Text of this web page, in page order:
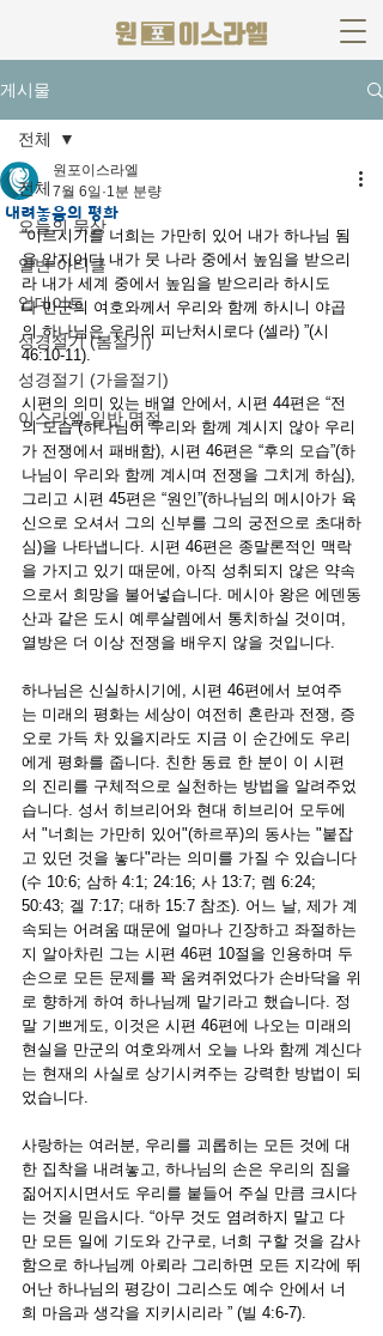
게시물
전체
오늘의 묵상
일반 아티클
업데이트
성경절기 (봄절기)
성경절기 (가을절기)
이스라엘 일반 명절
전체
내려놓음의 평화
원포이스라엘
7월 6일 1분 분량
“이르시기를 너희는 가만히 있어 내가 하나님 됨
을 알지어다 내가 뭇 나라 중에서 높임을 받으리
라 내가 세계 중에서 높임을 받으리라 하시도
다 만군의 여호와께서 우리와 함께 하시니 야곱
의 하나님은 우리의 피난처시로다 (셀라) ”(시
46:10-11).
시편의 의미 있는 배열 안에서, 시편 44편은 “전
의 모습”(하나님이 우리와 함께 계시지 않아 우리
가 전쟁에서 패배함), 시편 46편은 “후의 모습”(하
나님이 우리와 함께 계시며 전쟁을 그치게 하심),
그리고 시편 45편은 “원인”(하나님의 메시아가 육
신으로 오셔서 그의 신부를 그의 궁전으로 초대하
심)을 나타냅니다. 시편 46편은 종말론적인 맥락
을 가지고 있기 때문에, 아직 성취되지 않은 약속
으로서 희망을 불어넣습니다. 메시아 왕은 에덴동
산과 같은 도시 예루살렘에서 통치하실 것이며,
열방은 더 이상 전쟁을 배우지 않을 것입니다.
하나님은 신실하시기에, 시편 46편에서 보여주
는 미래의 평화는 세상이 여전히 혼란과 전쟁, 증
오로 가득 차 있을지라도 지금 이 순간에도 우리
에게 평화를 줍니다. 친한 동료 한 분이 이 시편
의 진리를 구체적으로 실천하는 방법을 알려주었
습니다. 성서 히브리어와 현대 히브리어 모두에
서 "너희는 가만히 있어"(하르푸)의 동사는 "붙잡
고 있던 것을 놓다"라는 의미를 가질 수 있습니다
(수 10:6; 삼하 4:1; 24:16; 사 13:7; 렘 6:24;
50:43; 겔 7:17; 대하 15:7 참조). 어느 날, 제가 계
속되는 어려움 때문에 얼마나 긴장하고 좌절하는
지 알아차린 그는 시편 46편 10절을 인용하며 두
손으로 모든 문제를 꽉 움켜쥐었다가 손바닥을 위
로 향하게 하여 하나님께 맡기라고 했습니다. 정
말 기쁘게도, 이것은 시편 46편에 나오는 미래의
현실을 만군의 여호와께서 오늘 나와 함께 계신다
는 현재의 사실로 상기시켜주는 강력한 방법이 되
었습니다.
사랑하는 여러분, 우리를 괴롭히는 모든 것에 대
한 집착을 내려놓고, 하나님의 손은 우리의 짐을
짊어지시면서도 우리를 붙들어 주실 만큼 크시다
는 것을 믿읍시다. “아무 것도 염려하지 말고 다
만 모든 일에 기도와 간구로, 너희 구할 것을 감사
함으로 하나님께 아뢰라 그리하면 모든 지각에 뛰
어난 하나님의 평강이 그리스도 예수 안에서 너
희 마음과 생각을 지키시리라 ” (빌 4:6-7).